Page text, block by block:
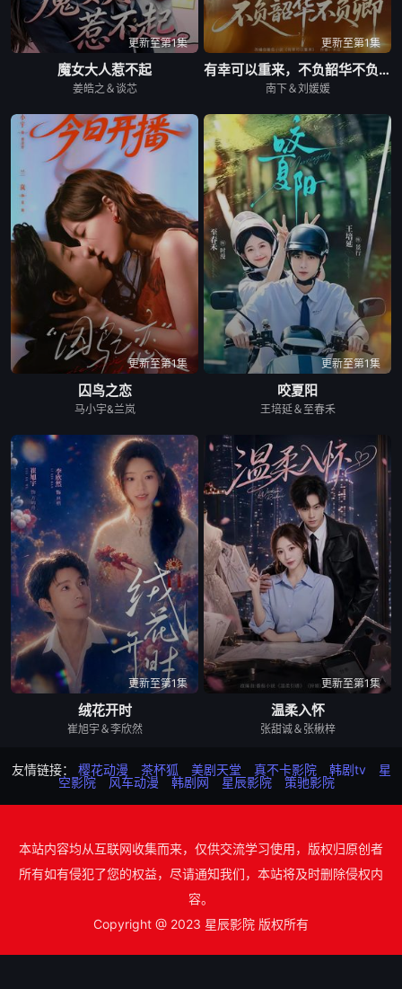
更新至第1集
魔女大人惹不起
姜皓之＆谈芯
更新至第1集
有幸可以重来，不负韶华不负卿
南下＆刘媛媛
更新至第1集
囚鸟之恋
马小宇&兰岚
更新至第1集
咬夏阳
王培延＆至春禾
更新至第1集
绒花开时
崔旭宇＆李欣然
更新至第1集
温柔入怀
张甜诚＆张楸梓
友情链接： 樱花动漫 茶杯狐 美剧天堂 真不卡影院 韩剧tv
星
空影院
风车动漫 韩剧网 星辰影院 策驰影院
本站内容均从互联网收集而来，仅供交流学习使用，版权归原创者
所有如有侵犯了您的权益，尽请通知我们，本站将及时删除侵权内
容。
Copyright @ 2023 星辰影院 版权所有